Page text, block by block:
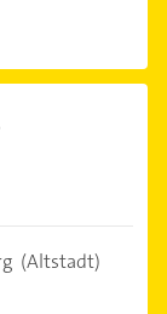
(Altstadt)